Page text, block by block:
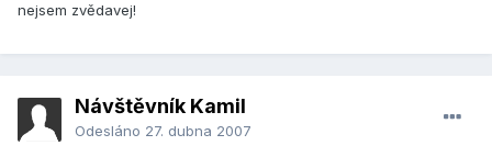
nejsem zvědavej!
Návštěvník Kamil
Odesláno 27. dubna 2007